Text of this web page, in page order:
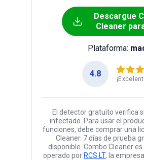
Descargue
Cleaner
Plataforma:
4.8
El detector gratuito verifica
infectado. Para usar el
funciones, debe comprar una
Cleaner. 7 días de prueba
disponible. Combo Cleaner
operado por RCS LT, la